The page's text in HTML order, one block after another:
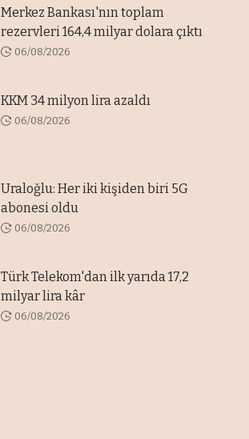
Merkez Bankası'nın toplam
rezervleri 164,4 milyar dolara çıktı
06/08/2026
KKM 34 milyon lira azaldı
06/08/2026
Uraloğlu: Her iki kişiden biri 5G
abonesi oldu
06/08/2026
Türk Telekom'dan ilk yarıda 17,2
milyar lira kâr
06/08/2026